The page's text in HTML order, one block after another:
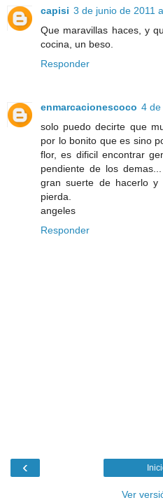
capisi 3 de junio de 2011
Que maravillas haces, y
cocina, un beso.
Responder
enmarcacionescoco 4 de
solo puedo decirte que
por lo bonito que es sino
flor, es dificil encontrar
pendiente de los
gran suerte de hacerlo
pierda.
angeles
Responder
‹
Ver